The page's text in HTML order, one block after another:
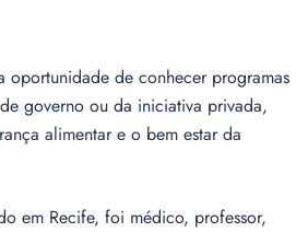
oportunidade de conhecer programas
governo ou da iniciativa privada,
alimentar e o bem estar da
em Recife, foi médico, professor,